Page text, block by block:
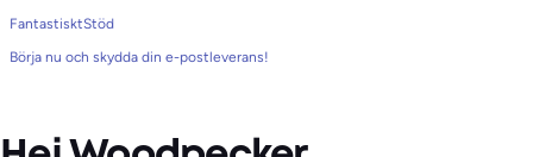
FantastisktStöd
Börja nu och skydda din e-postleverans!